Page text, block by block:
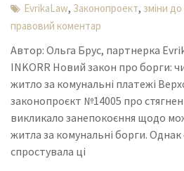
EvrikaLaw, Законопроект, зміни
правовий коментар
Автор: Ольга Брус, партнерка
INKORR Новий закон про борги:
житло за комунальні платежі
законопроєкт №14005 про
викликало занепокоєння щодо
житла за комунальні борги.
спростувала ці